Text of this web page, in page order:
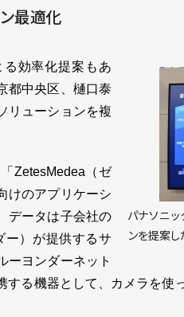
最適化
パナソニ
ンを提案し
効率化提案もあ
都中央区、樋口泰
リューションを複
ZetesMedea（ゼ
けのアプリケーシ
データは子会社の
ー）が提供するサ
ーヨンダーネット
する機器として、カメラを使